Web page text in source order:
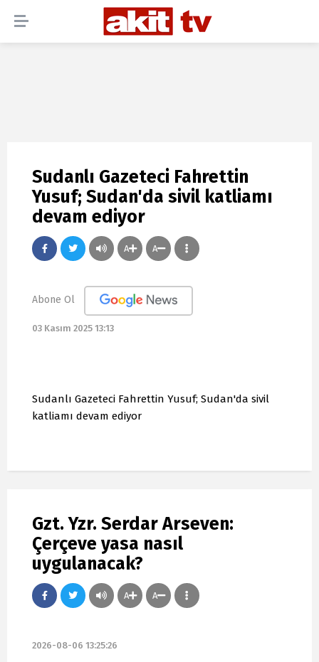
Sudanlı Gazeteci Fahrettin
Yusuf; Sudan'da sivil katliamı
devam ediyor
A A
Abone Ol
03 Kasım 2025 13:13
Sudanlı Gazeteci Fahrettin Yusuf; Sudan'da sivil
katliamı devam ediyor
Gzt. Yzr. Serdar Arseven:
Çerçeve yasa nasıl
uygulanacak?
A A
2026-08-06 13:25:26